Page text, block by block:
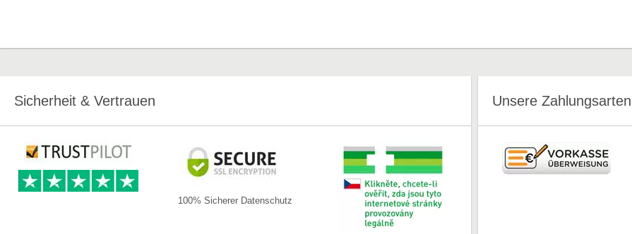
Sicherheit & Vertrauen
100% Sicherer Datenschutz
Unsere Zahlungsarten